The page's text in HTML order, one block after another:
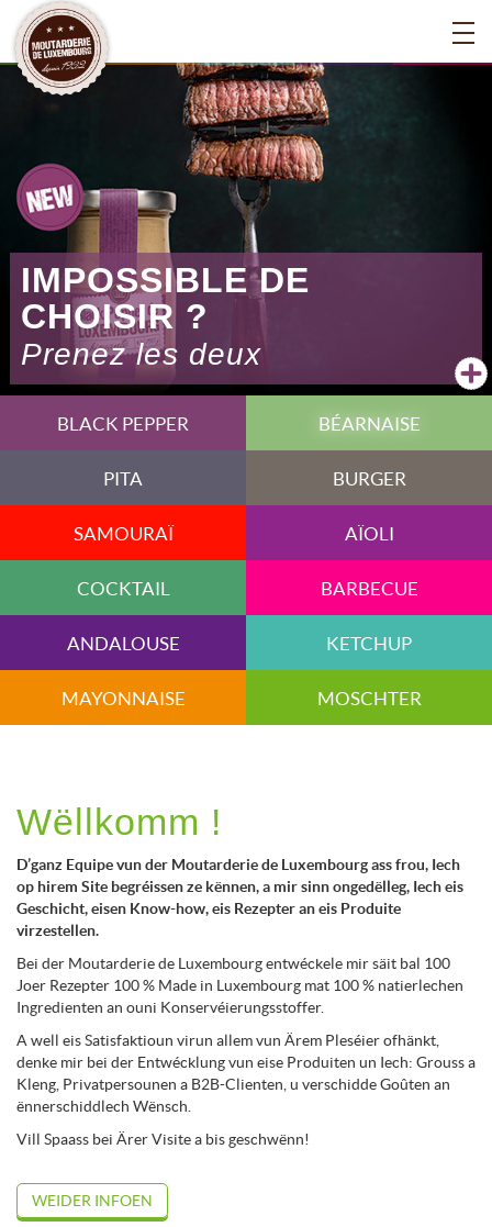
IMPOSSIBLE DE
CHOISIR ?
Prenez les deux
BLACK PEPPER BÉARNAISE
PITA BURGER
SAMOURAÏ AÏOLI
COCKTAIL BARBECUE
ANDALOUSE KETCHUP
MAYONNAISE MOSCHTER
Wëllkomm !
D’ganz Equipe vun der Moutarderie de Luxembourg ass frou, Iech
op hirem Site begréissen ze kënnen, a mir sinn ongedëlleg, Iech eis
Geschicht, eisen Know-how, eis Rezepter an eis Produite
virzestellen.
Bei der Moutarderie de Luxembourg entwéckele mir säit bal 100
Joer Rezepter 100 % Made in Luxembourg mat 100 % natierlechen
Ingredienten an ouni Konservéierungsstoffer.
A well eis Satisfaktioun virun allem vun Ärem Pleséier ofhänkt,
denke mir bei der Entwécklung vun eise Produiten un Iech: Grouss a
Kleng, Privatpersounen a B2B-Clienten, u verschidde Goûten an
ënnerschiddlech Wënsch.
Vill Spaass bei Ärer Visite a bis geschwënn!
WEIDER INFOEN